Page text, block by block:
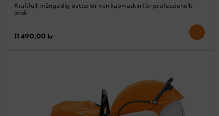
Kraftfull, mångsidig batteridriven kapmaskin för professionellt
bruk
11 490,00 kr